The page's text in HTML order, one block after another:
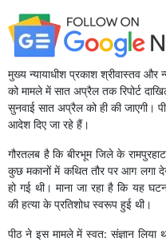
मुख्य न्यायाधीश प्रकाश श्रीवास्तव और
को मामले में सात अप्रैल तक रिपोर्ट
सुनवाई सात अप्रैल को ही की जाएगी।
आदेश दिए जा रहे हैं।
गौरतलब है कि बीरभूम जिले के
कुछ मकानों में कथित तौर पर आग लगा
हो गई थी। माना जा रहा है कि यह
की हत्या के प्रतिशोध स्वरूप हुई थी।
पीठ ने इस मामले में स्वत: संज्ञान लिया